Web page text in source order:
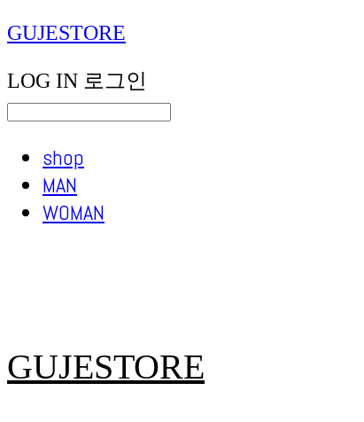
GUJESTORE
LOG IN 로그인
shop
MAN
WOMAN
GUJESTORE